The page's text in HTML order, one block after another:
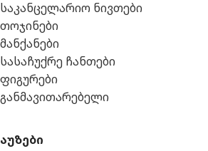
საკანცელარიო ნივთები
თოჯინები
მანქანები
სასაჩუქრე ჩანთები
ფიგურები
განმავითარებელი
აუზები